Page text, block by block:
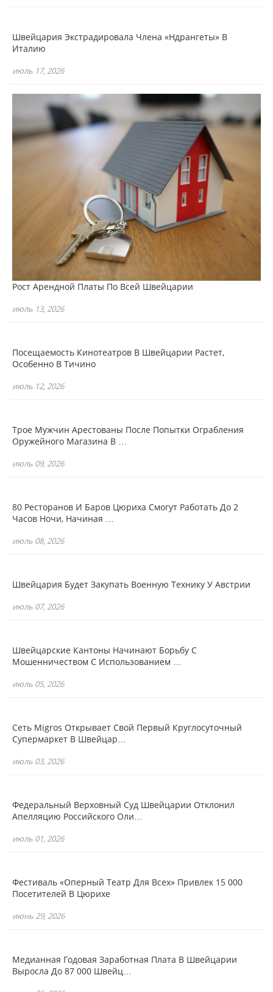
Швейцария Экстрадировала Члена «Ндрангеты» В
Италию
июль 17, 2026
Рост Арендной Платы По Всей Швейцарии
июль 13, 2026
Посещаемость Кинотеатров В Швейцарии Растет,
Особенно В Тичино
июль 12, 2026
Трое Мужчин Арестованы После Попытки Ограбления
Оружейного Магазина В …
июль 09, 2026
80 Ресторанов И Баров Цюриха Смогут Работать До 2
Часов Ночи, Начиная …
июль 08, 2026
Швейцария Будет Закупать Военную Технику У Австрии
июль 07, 2026
Швейцарские Кантоны Начинают Борьбу С
Мошенничеством С Использованием …
июль 05, 2026
Сеть Migros Открывает Свой Первый Круглосуточный
Супермаркет В Швейцар…
июль 03, 2026
Федеральный Верховный Суд Швейцарии Отклонил
Апелляцию Российского Оли…
июль 01, 2026
Фестиваль «Оперный Театр Для Всех» Привлек 15 000
Посетителей В Цюрихе
июнь 29, 2026
Медианная Годовая Заработная Плата В Швейцарии
Выросла До 87 000 Швейц…